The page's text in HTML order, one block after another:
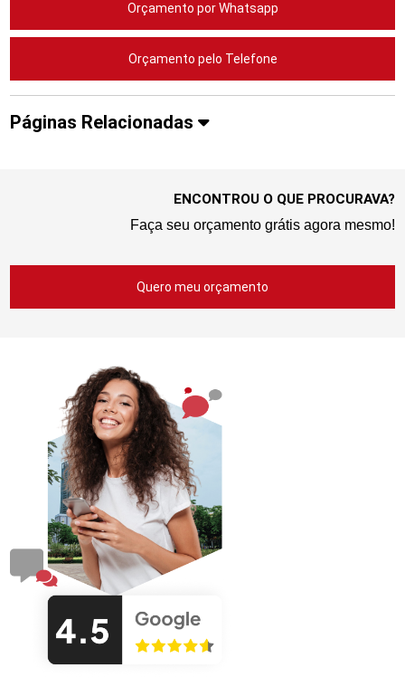
Orçamento por Whatsapp
Orçamento pelo Telefone
Páginas Relacionadas
ENCONTROU O QUE PROCURAVA?
Faça seu orçamento grátis agora mesmo!
Quero meu orçamento